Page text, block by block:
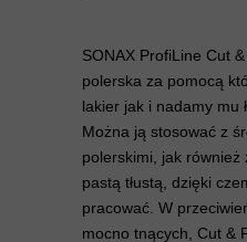
SONAX ProfiLine Cut
polerska za pomocą
lakier jak i nadamy mu
Można ją stosować z
polerskimi, jak
pastą tłustą, dzięki
pracować. W
mocno tnących, Cut &